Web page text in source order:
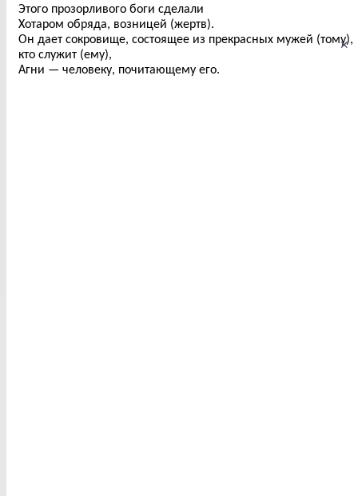
×
Этого прозорливого боги сделали
Хотаром обряда, возницей (жертв).
Он дает сокровище, состоящее из прекрасных мужей (тому),
кто служит (ему),
Агни — человеку, почитающему его.